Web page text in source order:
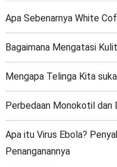
Apa Sebenarnya White
Bagaimana Mengatasi
Mengapa Telinga Kita
Perbedaan Monokotil dan
Apa itu Virus Ebola?
Penanganannya